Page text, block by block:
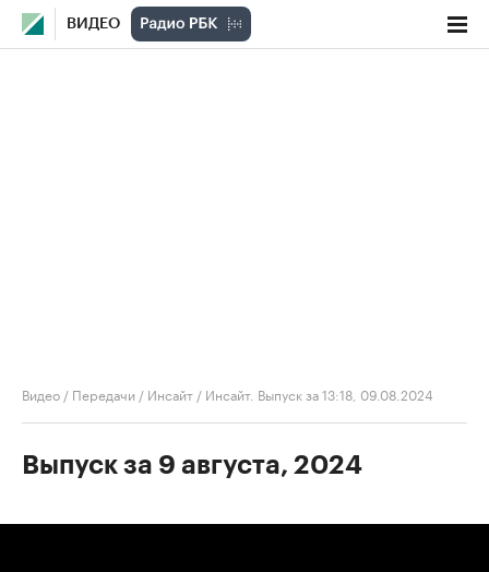
ВИДЕО
Видео / Передачи / Инсайт / Инсайт. Выпуск за 13:18, 09.08.2024
Выпуск за 9 августа, 2024